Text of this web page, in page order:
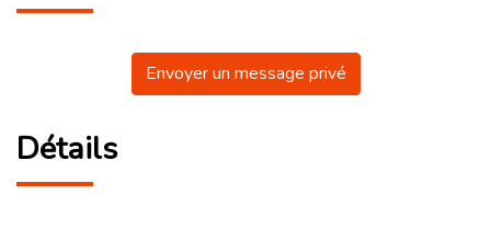
Envoyer un message privé
Détails